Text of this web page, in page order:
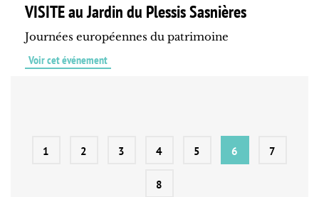
VISITE au Jardin du Plessis Sasnières
Journées européennes du patrimoine
Voir cet événement
1 2 3 4 5 6 7
8